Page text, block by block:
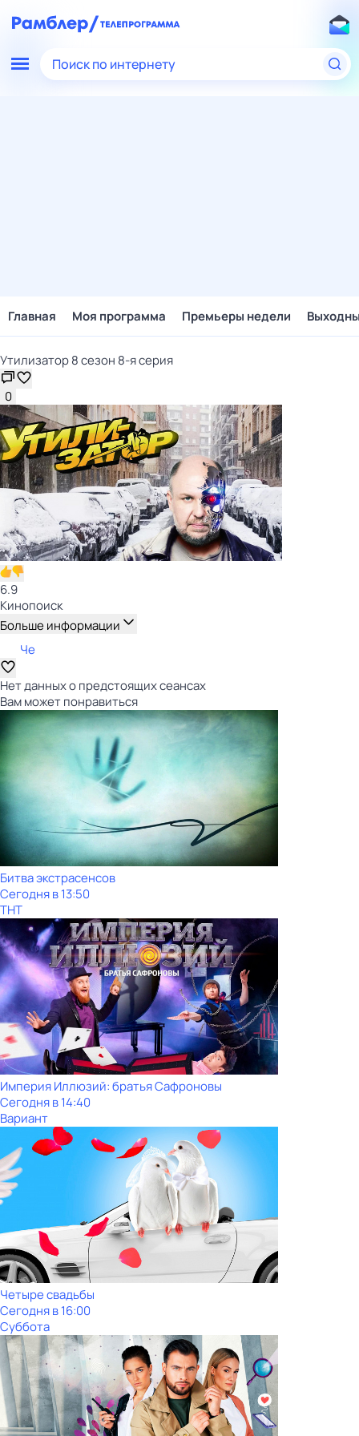
Поиск по интернету
Главная Моя программа Премьеры недели
Утилизатор 8 сезон 8-я серия
0
6.9
Кинопоиск
Больше информации
Че
Нет данных о предстоящих сеансах
Вам может понравиться
Битва экстрасенсов
Сегодня в 13:50
ТНТ
Империя Иллюзий: братья Сафроновы
Сегодня в 14:40
Вариант
Четыре свадьбы
Сегодня в 16:00
Суббота